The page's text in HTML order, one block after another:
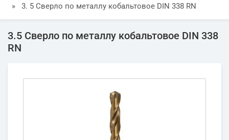
»
3. 5 Сверло по металлу кобальтовое DIN 338 RN
3.5 Сверло по металлу кобальтовое DIN 338
RN